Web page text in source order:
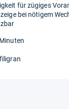
für zügiges
bei nötigem